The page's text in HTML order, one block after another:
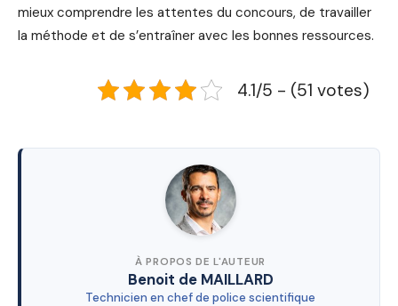
mieux comprendre les attentes du concours, de travailler
la méthode et de s’entraîner avec les bonnes ressources.
4.1/5 - (51 votes)
À PROPOS DE L'AUTEUR
Benoit de MAILLARD
Technicien en chef de police scientifique